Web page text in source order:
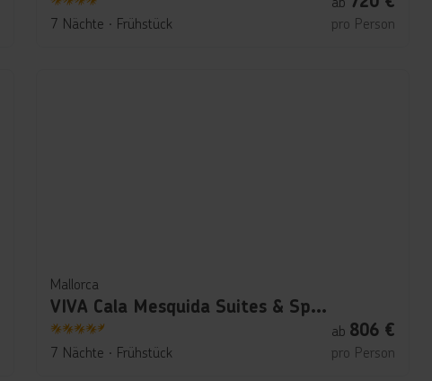
4
7 Nächte ∙ Frühstück pro Person
Mallorca
VIVA Cala Mesquida Suites & Spa Adults only 16+
4.5
7 Nächte ∙ Frühstück
ab 806€
pro Person